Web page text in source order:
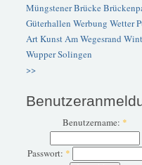
Müngstener Brücke
Güterhallen Werbung Wetter
ArtKunstAm Wegesrand
WupperSolingen
>>
Benutzername: *
Passwort: *